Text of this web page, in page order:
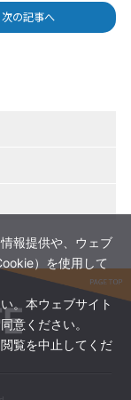
次の記事へ
報提供や、ウェブ
）を使用して
。本ウェブサイト
意ください。
覧を中止してくだ